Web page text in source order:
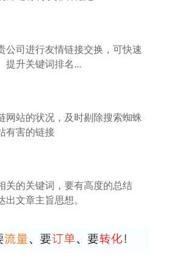
公司进行友情链接交换，可快速
提升关键词排名...
网站的状况，及时剔除搜索蜘蛛
有害的链接
关的关键词，要有高度的总结
文章主旨思想。